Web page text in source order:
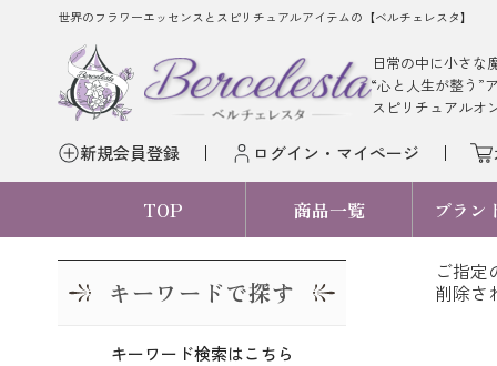
世界のフラワーエッセンスとスピリチュアルアイテムの【ベルチェレスタ】
日常の中に小さな
“心と人生が整う”
スピリチュアルオ
新規会員登録 ログイン・マイページ
TOP 商品一覧 ブラン
ご指定
削除さ
キーワードで探す
キーワード検索はこちら